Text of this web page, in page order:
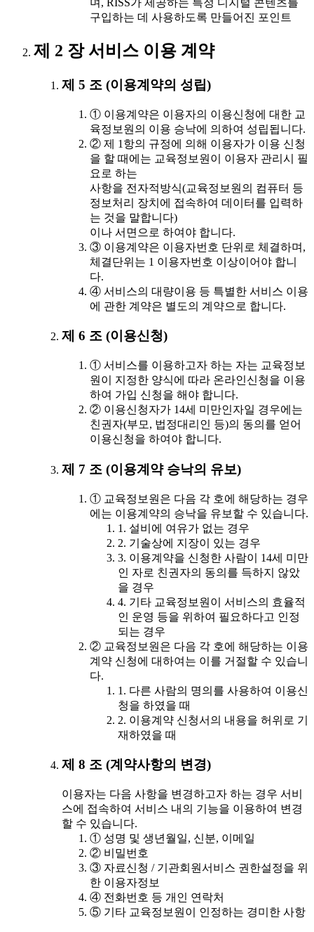
며, RISS가 제공하는 특정 디지털 콘텐츠를
구입하는 데 사용하도록 만들어진 포인트
제 2 장 서비스 이용 계약
제 5 조 (이용계약의 성립)
① 이용계약은 이용자의 이용신청에 대한 교
육정보원의 이용 승낙에 의하여 성립됩니다.
② 제 1항의 규정에 의해 이용자가 이용 신청
을 할 때에는 교육정보원이 이용자 관리시 필
요로 하는
사항을 전자적방식(교육정보원의 컴퓨터 등
정보처리 장치에 접속하여 데이터를 입력하
는 것을 말합니다)
이나 서면으로 하여야 합니다.
③ 이용계약은 이용자번호 단위로 체결하며,
체결단위는 1 이용자번호 이상이어야 합니
다.
④ 서비스의 대량이용 등 특별한 서비스 이용
에 관한 계약은 별도의 계약으로 합니다.
제 6 조 (이용신청)
① 서비스를 이용하고자 하는 자는 교육정보
원이 지정한 양식에 따라 온라인신청을 이용
하여 가입 신청을 해야 합니다.
② 이용신청자가 14세 미만인자일 경우에는
친권자(부모, 법정대리인 등)의 동의를 얻어
이용신청을 하여야 합니다.
제 7 조 (이용계약 승낙의 유보)
① 교육정보원은 다음 각 호에 해당하는 경우
에는 이용계약의 승낙을 유보할 수 있습니다.
1. 설비에 여유가 없는 경우
2. 기술상에 지장이 있는 경우
3. 이용계약을 신청한 사람이 14세 미만
인 자로 친권자의 동의를 득하지 않았
을 경우
4. 기타 교육정보원이 서비스의 효율적
인 운영 등을 위하여 필요하다고 인정
되는 경우
② 교육정보원은 다음 각 호에 해당하는 이용
계약 신청에 대하여는 이를 거절할 수 있습니
다.
1. 다른 사람의 명의를 사용하여 이용신
청을 하였을 때
2. 이용계약 신청서의 내용을 허위로 기
재하였을 때
제 8 조 (계약사항의 변경)
이용자는 다음 사항을 변경하고자 하는 경우 서비
스에 접속하여 서비스 내의 기능을 이용하여 변경
할 수 있습니다.
① 성명 및 생년월일, 신분, 이메일
② 비밀번호
③ 자료신청 / 기관회원서비스 권한설정을 위
한 이용자정보
④ 전화번호 등 개인 연락처
⑤ 기타 교육정보원이 인정하는 경미한 사항